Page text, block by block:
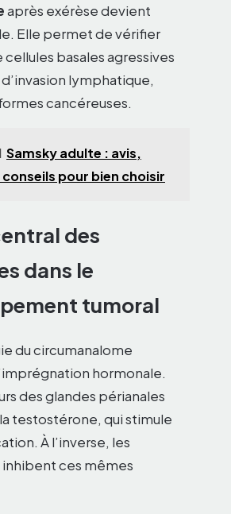
après exérèse devient
Elle permet de vérifier
cellules basales agressives
lymphatique,
cancéreuses.
Samsky adulte : avis,
pour bien choisir
des
dans le
tumoral
du circumanalome
hormonale.
des glandes périanales
testostérone, qui stimule
À l’inverse, les
ces mêmes